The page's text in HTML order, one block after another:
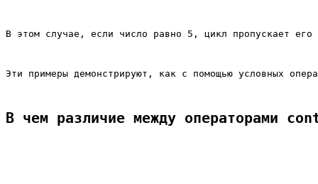
В этом случае, если число равно 5, цикл пропускает
Эти примеры демонстрируют, как с помощью условных
В чем различие между операторами